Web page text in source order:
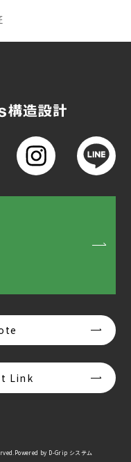
Link
by D-Grip システム